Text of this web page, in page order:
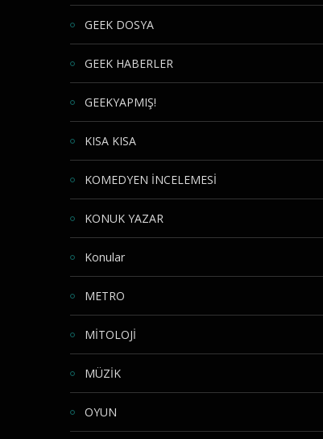
GEEK DOSYA
GEEK HABERLER
GEEKYAPMIŞ!
KISA KISA
KOMEDYEN İNCELEMESİ
KONUK YAZAR
Konular
METRO
MİTOLOJİ
MÜZİK
OYUN